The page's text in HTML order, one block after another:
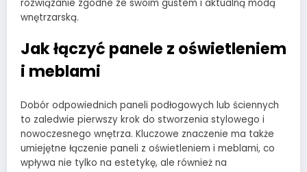
rozwiązanie zgodne ze swoim gustem i aktualną modą
wnętrzarską.
Jak łączyć panele z oświetleniem
i meblami
Dobór odpowiednich paneli podłogowych lub ściennych
to zaledwie pierwszy krok do stworzenia stylowego i
nowoczesnego wnętrza. Kluczowe znaczenie ma także
umiejętne łączenie paneli z oświetleniem i meblami, co
wpływa nie tylko na estetykę, ale również na